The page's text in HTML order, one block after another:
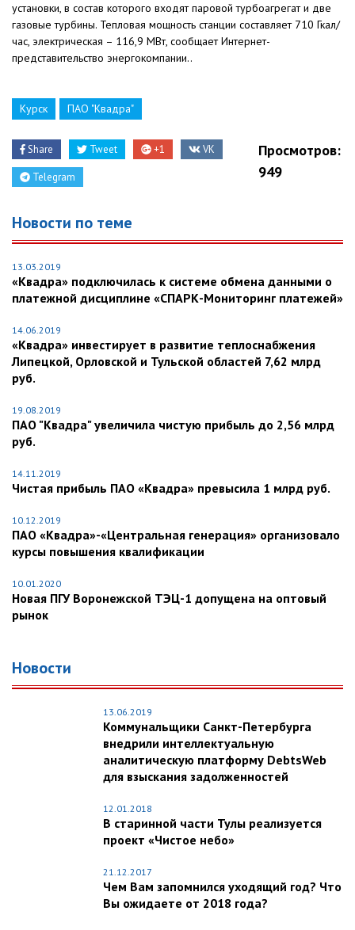
установки, в состав которого входят паровой турбоагрегат и две
газовые турбины. Тепловая мощность станции составляет 710 Гкал/
час, электрическая – 116,9 МВт, сообщает Интернет-
представительство энергокомпании..
Курск ПАО "Квадра"
Share Tweet +1 VK
Telegram
Просмотров:
949
Новости по теме
13.03.2019
«Квадра» подключилась к системе обмена данными о
платежной дисциплине «СПАРК-Мониторинг платежей»
14.06.2019
«Квадра» инвестирует в развитие теплоснабжения
Липецкой, Орловской и Тульской областей 7,62 млрд
руб.
19.08.2019
ПАО "Квадра" увеличила чистую прибыль до 2,56 млрд
руб.
14.11.2019
Чистая прибыль ПАО «Квадра» превысила 1 млрд руб.
10.12.2019
ПАО «Квадра»-«Центральная генерация» организовало
курсы повышения квалификации
10.01.2020
Новая ПГУ Воронежской ТЭЦ-1 допущена на оптовый
рынок
Новости
13.06.2019
Коммунальщики Санкт-Петербурга
внедрили интеллектуальную
аналитическую платформу DebtsWeb
для взыскания задолженностей
12.01.2018
В старинной части Тулы реализуется
проект «Чистое небо»
21.12.2017
Чем Вам запомнился уходящий год? Что
Вы ожидаете от 2018 года?